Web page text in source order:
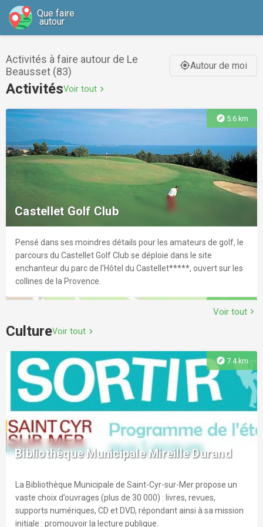
Que faire
autour
Activités à faire autour de Le
Beausset (83)
gps_fixedAutour de moi
ActivitésVoir tout chevron_right
explore 5.6 km
Castellet Golf Club
Pensé dans ses moindres détails pour les amateurs de golf, le
parcours du Castellet Golf Club se déploie dans le site
enchanteur du parc de l'Hôtel du Castellet*****, ouvert sur les
collines de la Provence.
explore
EDP Jump
Cours bébé (à partir de 3 ans)r Cours débutant confirmér
coaching en CSO (saut d'obstacle)r Balade sur rendez-vousr
Pension / demi pensionr Tours de poney
explore 6.7 km
Voir tout chevron_right
CultureVoir tout chevron_right
explore 7.4 km
Bibliothèque Municipale Mireille Durand
La Bibliothèque Municipale de Saint-Cyr-sur-Mer propose un
vaste choix d’ouvrages (plus de 30 000) : livres, revues,
supports numériques, CD et DVD, répondant ainsi à sa mission
initiale : promouvoir la lecture publique.